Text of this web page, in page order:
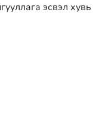
эсвэл хувь